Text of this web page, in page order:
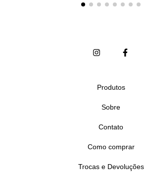
Produtos
Sobre
Contato
Como comprar
Trocas e Devoluções